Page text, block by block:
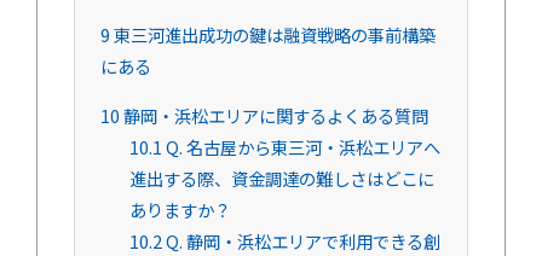
9東三河進出成功の鍵は融資戦略の事前構築
にある
10静岡・浜松エリアに関するよくある質問
10.1Q. 名古屋から東三河・浜松エリアへ
進出する際、資金調達の難しさはどこに
ありますか？
10.2Q. 静岡・浜松エリアで利用できる創